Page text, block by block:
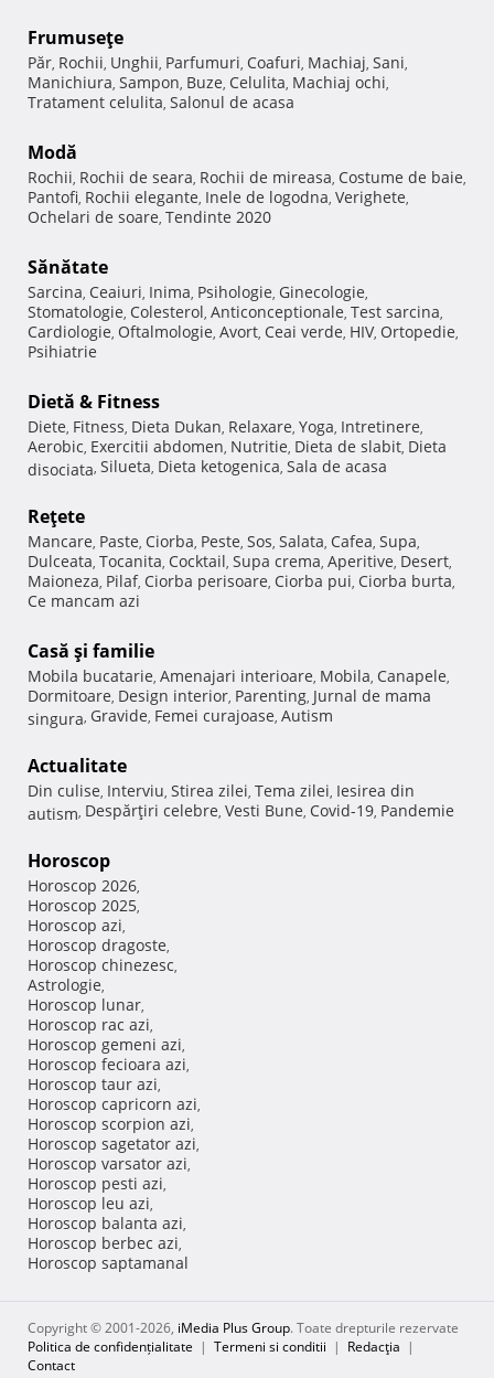
Frumuseţe
Păr, Rochii, Unghii, Parfumuri, Coafuri, Machiaj, Sani,
Manichiura, Sampon, Buze, Celulita, Machiaj ochi,
Tratament celulita, Salonul de acasa
Modă
Rochii, Rochii de seara, Rochii de mireasa, Costume de baie,
Pantofi, Rochii elegante, Inele de logodna, Verighete,
Ochelari de soare, Tendinte 2020
Sănătate
Sarcina, Ceaiuri, Inima, Psihologie, Ginecologie,
Stomatologie, Colesterol, Anticonceptionale, Test sarcina,
Cardiologie, Oftalmologie, Avort, Ceai verde, HIV, Ortopedie,
Psihiatrie
Dietă & Fitness
Diete, Fitness, Dieta Dukan, Relaxare, Yoga, Intretinere,
Aerobic, Exercitii abdomen, Nutritie, Dieta de slabit, Dieta
disociata, Silueta, Dieta ketogenica, Sala de acasa
Reţete
Mancare, Paste, Ciorba, Peste, Sos, Salata, Cafea, Supa,
Dulceata, Tocanita, Cocktail, Supa crema, Aperitive, Desert,
Maioneza, Pilaf, Ciorba perisoare, Ciorba pui, Ciorba burta,
Ce mancam azi
Casă şi familie
Mobila bucatarie, Amenajari interioare, Mobila, Canapele,
Dormitoare, Design interior, Parenting, Jurnal de mama
singura, Gravide, Femei curajoase, Autism
Actualitate
Din culise, Interviu, Stirea zilei, Tema zilei, Iesirea din
autism, Despărţiri celebre, Vesti Bune, Covid-19, Pandemie
Horoscop
Horoscop 2026,
Horoscop 2025,
Horoscop azi,
Horoscop dragoste,
Horoscop chinezesc,
Astrologie,
Horoscop lunar,
Horoscop rac azi,
Horoscop gemeni azi,
Horoscop fecioara azi,
Horoscop taur azi,
Horoscop capricorn azi,
Horoscop scorpion azi,
Horoscop sagetator azi,
Horoscop varsator azi,
Horoscop pesti azi,
Horoscop leu azi,
Horoscop balanta azi,
Horoscop berbec azi,
Horoscop saptamanal
Copyright © 2001-2026, iMedia Plus Group. Toate drepturile rezervate
Politica de confidențialitate | Termeni si conditii | Redacţia |
Contact